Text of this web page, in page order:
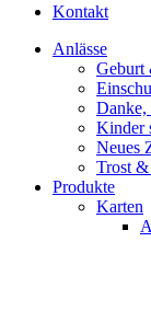
Kontakt
Anlässe
Geburt
Danke,
Kinder
Neues
Trost
Produkte
Karten